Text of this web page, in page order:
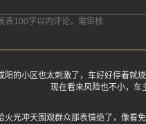
阳的小区也太刺激了，车好好停着就
现在看来风险也不小，车
火光冲天围观群众那表情绝了，像看